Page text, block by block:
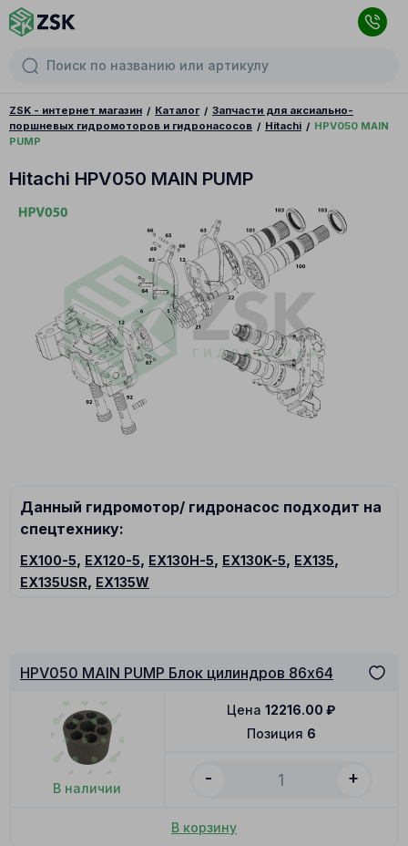
ZSK - интернет магазин Каталог
Запчасти для аксиально-
поршневых гидромоторов и гидронасосов
Hitachi
HPV050 MAIN
PUMP
Hitachi HPV050 MAIN PUMP
Данный гидромотор/ гидронасос подходит на
спецтехнику:
EX100-5, EX120-5, EX130H-5, EX130K-5, EX135,
EX135USR, EX135W
HPV050 MAIN PUMP Блок цилиндров 86x64
В наличии
Позиция 6
Цена 12216.00 ₽
- +
В корзину